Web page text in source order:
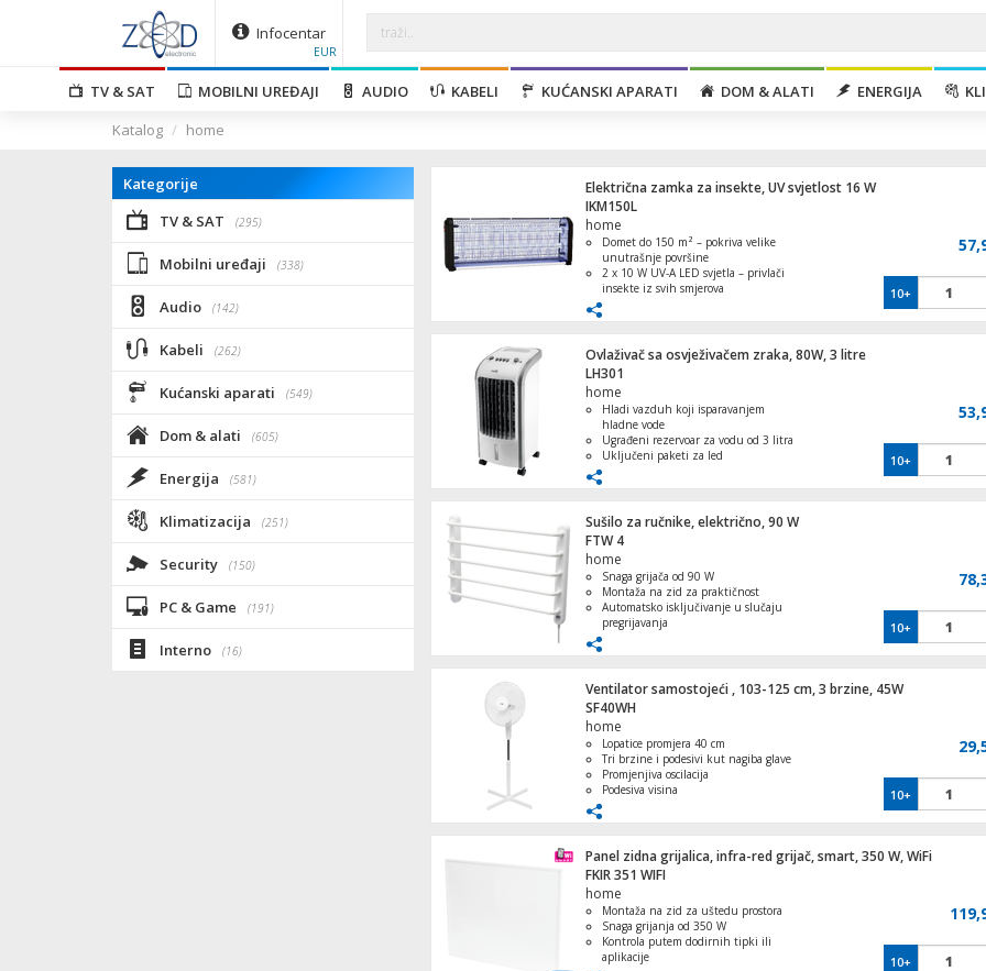
Infocentar
EUR
TV & SAT MOBILNI UREĐAJI AUDIO KABELI KUĆANSKI APARATI DOM & ALATI ENERGIJA
Katalog
home
Kategorije
TV & SAT
(295)
Mobilni uređaji (338)
Audio (142)
Kabeli (262)
Kućanski aparati (549)
Dom & alati (605)
Energija (581)
Klimatizacija (251)
Security (150)
PC & Game (191)
Interno (16)
Električna zamka za insekte, UV svjetlost 16 W
IKM150L
home
Domet do 150 m² – pokriva velike
unutrašnje površine
2 x 10 W UV-A LED svjetla – privlači
insekte iz svih smjerova
eliminira insekte
Sigurna zaštitna rešetka i posuda za
sakupljanje – lakše čišćenje i sigurnost
Montaža na zid ili strop – fleksibilna
instalacija uz lančić
10+
Ovlaživač sa osvježivačem zraka, 80W, 3 litre
LH301
home
Hladi vazduh koji isparavanjem
hladne vode
Ugrađeni rezervoar za vodu od 3 litra
Uključeni paketi za led
Preklopne letvice deflektora zraka
10+
Sušilo za ručnike, električno, 90 W
FTW 4
home
Snaga grijača od 90 W
Montaža na zid za praktičnost
Automatsko isključivanje u slučaju
pregrijavanja
5 šipki za sušenje više ručnika
10+
Ventilator samostojeći , 103-125 cm, 3 brzine, 45W
SF40WH
home
Lopatice promjera 40 cm
Tri brzine i podesivi kut nagiba glave
Promjenjiva oscilacija
Podesiva visina
10+
Panel zidna grijalica, infra-red grijač, smart, 350 W, WiFi
FKIR 351 WIFI
home
Montaža na zid za uštedu prostora
Snaga grijanja od 350 W
Kontrola putem dodirnih tipki ili
aplikacije
10+
Ventilator stupni, 50W, LED zaslon, 45°
oscilacija
Aparat za slushy, kapacitet 2 lit., 200W